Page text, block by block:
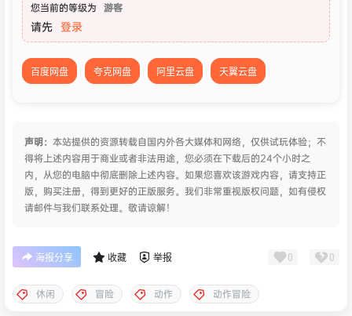
您当前的等级为 游客
请先 登录
百度网盘 夸克网盘 阿里云盘 天翼云盘
声明： 本站提供的资源转载自国内外各大媒体和网络，仅供试玩体验；不
得将上述内容用于商业或者非法用途，您必须在下载后的24个小时之
内，从您的电脑中彻底删除上述内容。如果您喜欢该游戏内容，请支持正
版，购买注册，得到更好的正版服务。我们非常重视版权问题，如有侵权
请邮件与我们联系处理。敬请谅解！
海报分享 收藏 举报 0 0
休闲 冒险 动作 动作冒险